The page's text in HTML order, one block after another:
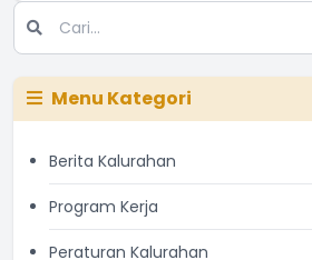
Menu Kategori
Berita Kalurahan
Program Kerja
Peraturan Kalurahan